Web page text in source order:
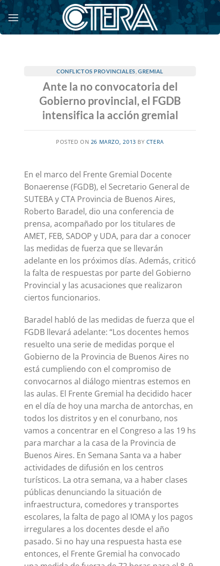
Saltar
al
contenido
CONFLICTOS PROVINCIALES ,GREMIAL
Ante la no convocatoria del
Gobierno provincial, el FGDB
intensifica la acción gremial
POSTED ON 26 MARZO, 2013 BY CTERA
En el marco del Frente Gremial Docente
Bonaerense (FGDB), el Secretario General de
SUTEBA y CTA Provincia de Buenos Aires,
Roberto Baradel, dio una conferencia de
prensa, acompañado por los titulares de
AMET, FEB, SADOP y UDA, para dar a conocer
las medidas de fuerza que se llevarán
adelante en los próximos días. Además, criticó
la falta de respuestas por parte del Gobierno
Provincial y las acusaciones que realizaron
ciertos funcionarios.
Baradel habló de las medidas de fuerza que el
FGDB llevará adelante: “Los docentes hemos
resuelto una serie de medidas porque el
Gobierno de la Provincia de Buenos Aires no
está cumpliendo con el compromiso de
convocarnos al diálogo mientras estemos en
las aulas. El Frente Gremial ha decidido hacer
en el día de hoy una marcha de antorchas, en
todos los distritos y en el conurbano, nos
vamos a concentrar en el Congreso a las 19 hs
para marchar a la casa de la Provincia de
Buenos Aires. En Semana Santa va a haber
actividades de difusión en los centros
turísticos. La otra semana, va a haber clases
públicas denunciando la situación de
infraestructura, comedores y transportes
escolares, la falta de pago al IOMA y los pagos
irregulares a los docentes desde el año
pasado. Si no hay una respuesta hasta ese
entonces, el Frente Gremial ha convocado